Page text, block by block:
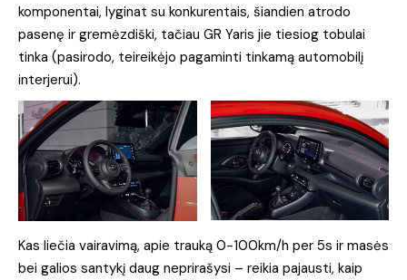
komponentai, lyginat su konkurentais, šiandien atrodo
pasenę ir gremėzdiški, tačiau GR Yaris jie tiesiog tobulai
tinka (pasirodo, teireikėjo pagaminti tinkamą automobilį
interjerui).
Kas liečia vairavimą, apie trauką 0-100km/h per 5s ir masės
bei galios santykį daug neprirašysi – reikia pajausti, kaip